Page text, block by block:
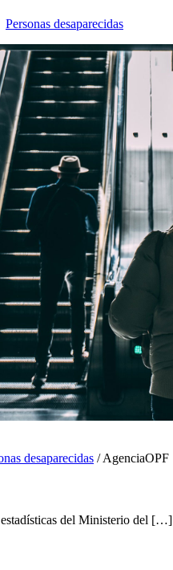
Personas desaparecidas
desaparecidas / AgenciaOPF
estadísticas del Ministerio del […]